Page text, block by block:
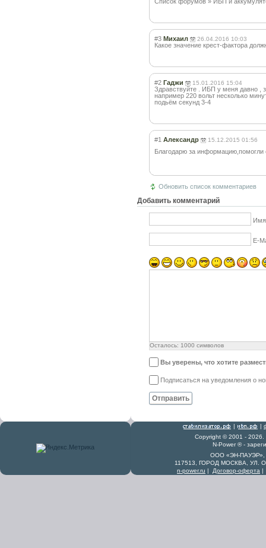
#3 Михаил 26.04.2016 10:03
Какое значение крест-фактора
#2 Гаджи 15.01.2016 15:04
Здравствуйте . ИБП у меня давно ,
например 220 вольт несколько
подьём секунд 3-4
#1 Александр 15.12.2015 01:56
Благодарю за информацию,помо
Обновить список комментариев
Добавить комментарий
Имя
E-
Осталось: 1000 символов
Вы уверены, что хотите
Подписаться на уведомления о
Отправить
| |
Copyright © 2001 -
N-Power ® -
ООО «ЭН-ПАУЭР»,
117513, ГОРОД МОСКВА, УЛ.
n-power.ru | Договор-оферта